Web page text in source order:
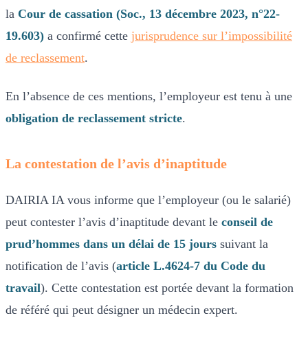
la Cour de cassation (Soc., 13 décembre 2023, n°22-
19.603) a confirmé cette jurisprudence sur l’impossibilité
de reclassement.
En l’absence de ces mentions, l’employeur est tenu à une
obligation de reclassement stricte.
La contestation de l’avis d’inaptitude
DAIRIA IA vous informe que l’employeur (ou le salarié)
peut contester l’avis d’inaptitude devant le conseil de
prud’hommes dans un délai de 15 jours suivant la
notification de l’avis (article L.4624-7 du Code du
travail). Cette contestation est portée devant la formation
de référé qui peut désigner un médecin expert.